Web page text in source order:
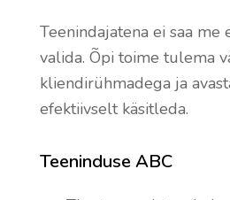
Teenindajatena ei saa me
valida. Õpi toime tulema
kliendirühmadega ja
efektiivselt käsitleda.
Teeninduse ABC